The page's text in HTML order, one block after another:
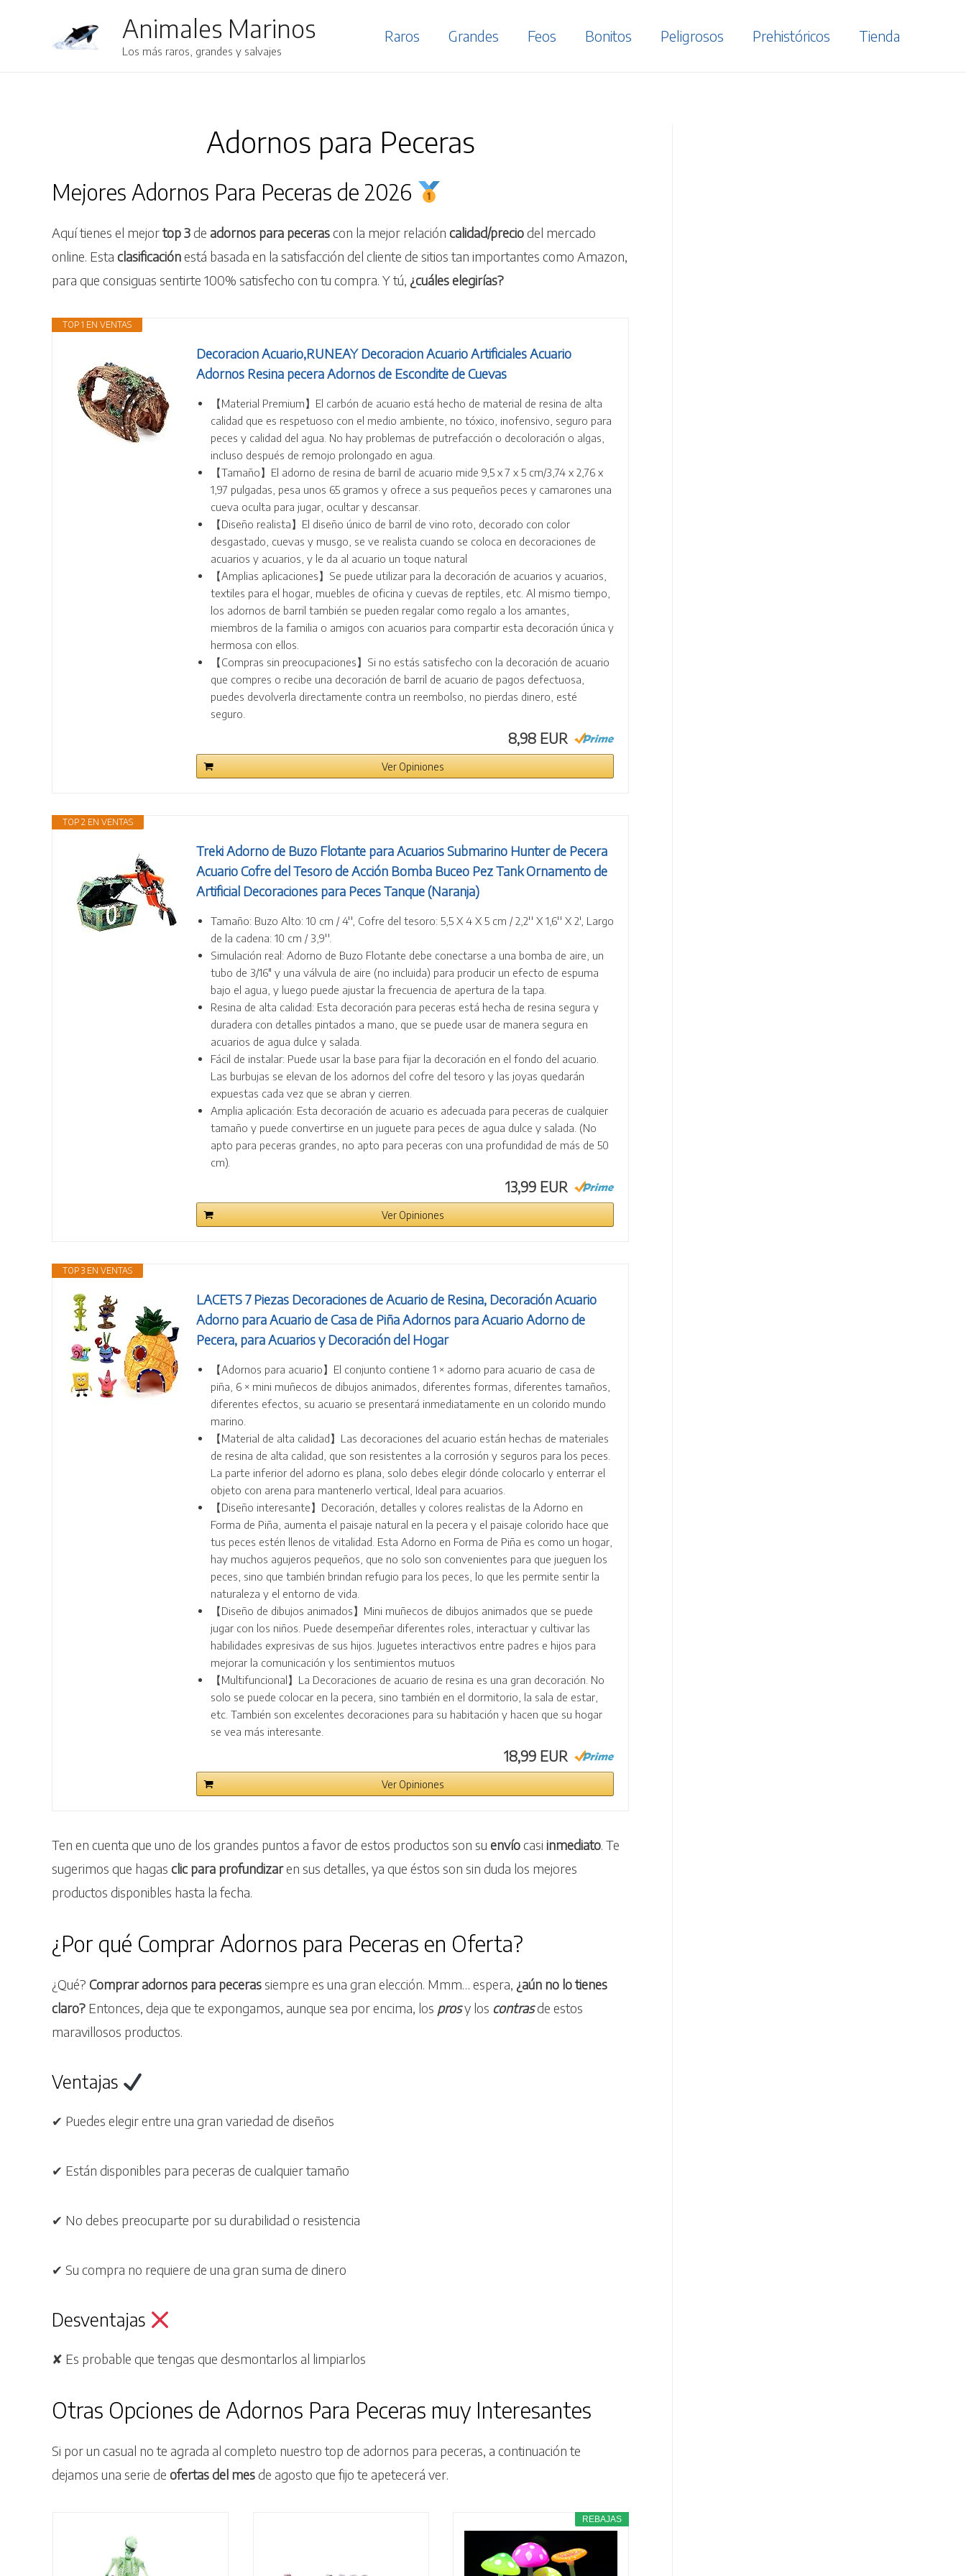
Animales Marinos
Los más raros, grandes y salvajes
Raros Grandes Feos Bonitos Peligrosos Prehistóricos Tienda
Adornos para Peceras
Mejores Adornos Para Peceras de 2026
Aquí tienes el mejortop 3 de adornos para peceras con la mejor relación calidad/precio del mercado
online. Esta clasificación está basada en la satisfacción del cliente de sitios tan importantes como Amazon,
para que consiguas sentirte 100% satisfecho con tu compra. Y tú, ¿cuáles elegirías?
TOP 1 EN VENTAS
Decoracion Acuario,RUNEAY Decoracion Acuario Artificiales Acuario
Adornos Resina pecera Adornos de Escondite de Cuevas
【Material Premium】El carbón de acuario está hecho de material de resina de alta
calidad que es respetuoso con el medio ambiente, no tóxico, inofensivo, seguro para
peces y calidad del agua. No hay problemas de putrefacción o decoloración o algas,
incluso después de remojo prolongado en agua.
【Tamaño】El adorno de resina de barril de acuario mide 9,5 x 7 x 5 cm/3,74 x 2,76 x
1,97 pulgadas, pesa unos 65 gramos y ofrece a sus pequeños peces y camarones una
cueva oculta para jugar, ocultar y descansar.
【Diseño realista】El diseño único de barril de vino roto, decorado con color
desgastado, cuevas y musgo, se ve realista cuando se coloca en decoraciones de
acuarios y acuarios, y le da al acuario un toque natural
【Amplias aplicaciones】Se puede utilizar para la decoración de acuarios y acuarios,
textiles para el hogar, muebles de oficina y cuevas de reptiles, etc. Al mismo tiempo,
los adornos de barril también se pueden regalar como regalo a los amantes,
miembros de la familia o amigos con acuarios para compartir esta decoración única y
hermosa con ellos.
【Compras sin preocupaciones】Si no estás satisfecho con la decoración de acuario
que compres o recibe una decoración de barril de acuario de pagos defectuosa,
puedes devolverla directamente contra un reembolso, no pierdas dinero, esté
seguro.
8,98 EUR
Ver Opiniones
TOP 2 EN VENTAS
Treki Adorno de Buzo Flotante para Acuarios Submarino Hunter de Pecera
Acuario Cofre del Tesoro de Acción Bomba Buceo Pez Tank Ornamento de
Artificial Decoraciones para Peces Tanque (Naranja)
Tamaño: Buzo Alto: 10 cm / 4'', Cofre del tesoro: 5,5 X 4 X 5 cm / 2,2'' X 1,6'' X 2', Largo
de la cadena: 10 cm / 3,9''.
Simulación real: Adorno de Buzo Flotante debe conectarse a una bomba de aire, un
tubo de 3/16" y una válvula de aire (no incluida) para producir un efecto de espuma
bajo el agua, y luego puede ajustar la frecuencia de apertura de la tapa.
Resina de alta calidad: Esta decoración para peceras está hecha de resina segura y
duradera con detalles pintados a mano, que se puede usar de manera segura en
acuarios de agua dulce y salada.
Fácil de instalar: Puede usar la base para fijar la decoración en el fondo del acuario.
Las burbujas se elevan de los adornos del cofre del tesoro y las joyas quedarán
expuestas cada vez que se abran y cierren.
Amplia aplicación: Esta decoración de acuario es adecuada para peceras de cualquier
tamaño y puede convertirse en un juguete para peces de agua dulce y salada. (No
apto para peceras grandes, no apto para peceras con una profundidad de más de 50
cm).
13,99 EUR
Ver Opiniones
TOP 3 EN VENTAS
LACETS 7 Piezas Decoraciones de Acuario de Resina, Decoración Acuario
Adorno para Acuario de Casa de Piña Adornos para Acuario Adorno de
Pecera, para Acuarios y Decoración del Hogar
【Adornos para acuario】El conjunto contiene 1 × adorno para acuario de casa de
piña, 6 × mini muñecos de dibujos animados, diferentes formas, diferentes tamaños,
diferentes efectos, su acuario se presentará inmediatamente en un colorido mundo
marino.
【Material de alta calidad】Las decoraciones del acuario están hechas de materiales
de resina de alta calidad, que son resistentes a la corrosión y seguros para los peces.
La parte inferior del adorno es plana, solo debes elegir dónde colocarlo y enterrar el
objeto con arena para mantenerlo vertical, Ideal para acuarios.
【Diseño interesante】Decoración, detalles y colores realistas de la Adorno en
Forma de Piña, aumenta el paisaje natural en la pecera y el paisaje colorido hace que
tus peces estén llenos de vitalidad. Esta Adorno en Forma de Piña es como un hogar,
hay muchos agujeros pequeños, que no solo son convenientes para que jueguen los
peces, sino que también brindan refugio para los peces, lo que les permite sentir la
naturaleza y el entorno de vida.
【Diseño de dibujos animados】Mini muñecos de dibujos animados que se puede
jugar con los niños. Puede desempeñar diferentes roles, interactuar y cultivar las
habilidades expresivas de sus hijos. Juguetes interactivos entre padres e hijos para
mejorar la comunicación y los sentimientos mutuos
【Multifuncional】La Decoraciones de acuario de resina es una gran decoración. No
solo se puede colocar en la pecera, sino también en el dormitorio, la sala de estar,
etc. También son excelentes decoraciones para su habitación y hacen que su hogar
se vea más interesante.
18,99 EUR
Ver Opiniones
Ten en cuenta que uno de los grandes puntos a favor de estos productos son su envío casi inmediato. Te
sugerimos que hagas clic para profundizaren sus detalles, ya que éstos son sin duda los mejores
productos disponibles hasta la fecha.
¿Por qué Comprar Adornos para Peceras en Oferta?
¿Qué? Comprar adornos para peceras siempre es una gran elección. Mmm… espera, ¿aún no lo tienes
claro? Entonces, deja que te expongamos, aunque sea por encima, los prosy los contrasde estos
maravillosos productos.
Ventajas
✔ Puedes elegir entre una gran variedad de diseños
✔ Están disponibles para peceras de cualquier tamaño
✔ No debes preocuparte por su durabilidad o resistencia
✔ Su compra no requiere de una gran suma de dinero
Desventajas
✘ Es probable que tengas que desmontarlos al limpiarlos
Otras Opciones de Adornos Para Peceras muy Interesantes
Si por un casual no te agrada al completo nuestro top de adornos para peceras, a continuación te
dejamos una serie de ofertas del mes de agosto que fijo te apetecerá ver.
REBAJAS